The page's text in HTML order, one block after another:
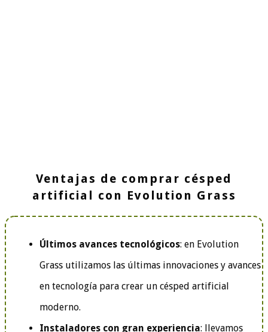
Ventajas de comprar césped
artificial con Evolution Grass
Últimos avances tecnológicos: en Evolution
Grass utilizamos las últimas innovaciones y avances
en tecnología para crear un césped artificial
moderno.
Instaladores con gran experiencia: llevamos